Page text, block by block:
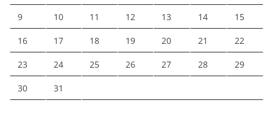
9 10 11 12 13 14 15
16 17 18 19 20 21 22
23 24 25 26 27 28 29
30 31